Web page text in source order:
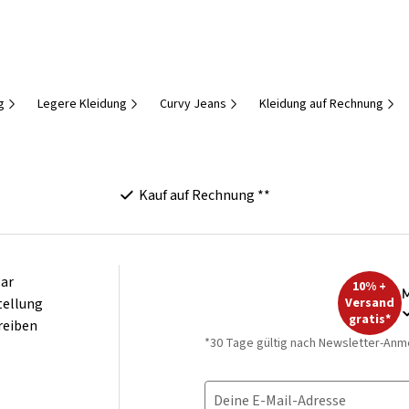
Legere Kleidung Curvy Jeans Kleidung auf Rechnung
Kauf auf Rechnung **
10% +
Versand
gratis*
*30 Tage gültig nach Newsletter-
Deine E-Mail-Adresse